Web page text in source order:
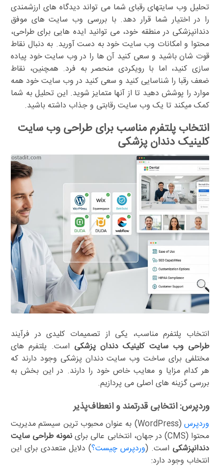
تحلیل وب سایتهای رقبای شما می تواند دیدگاه های ارزشمندی
را در اختیار شما قرار دهد. با بررسی وب سایت های موفق
دندانپزشکی در منطقه خود، می توانید ایده هایی برای طراحی،
محتوا و امکانات وب سایت خود به دست آورید. به دنبال نقاط
قوت شان باشید و سعی کنید آن ها را در وب سایت خود پیاده
سازی کنید، اما با رویکردی منحصر به فرد. همچنین، نقاط
ضعف رقبا را شناسایی کنید و سعی کنید در وب سایت خود همه
موارد را پوشش دهید تا از آنها متمایز شوید. این تحلیل به شما
کمک میکند تا یک وب سایت رقابتی و جذاب داشته باشید.
انتخاب پلتفرم مناسب برای طراحی وب سایت
کلینیک دندان پزشکی
انتخاب پلتفرم مناسب، یکی از تصمیمات کلیدی در فرآیند
طراحی وب سایت کلینیک دندان پزشکی است. پلتفرم های
مختلفی برای ساخت وب سایت دندان پزشکی وجود دارند که
هر کدام مزایا و معایب خاص خود را دارند. در این بخش به
بررسی گزینه های اصلی می پردازیم.
وردپرس: انتخابی قدرتمند و انعطاف‌پذیر
وردپرس
(WordPress) به عنوان محبوب ترین سیستم مدیریت
محتوا (CMS) در جهان، انتخابی عالی برای
نمونه طراحی سایت
دندانپزشکی است. (وردپرس چیست؟) دلایل متعددی برای این
انتخاب وجود دارد: